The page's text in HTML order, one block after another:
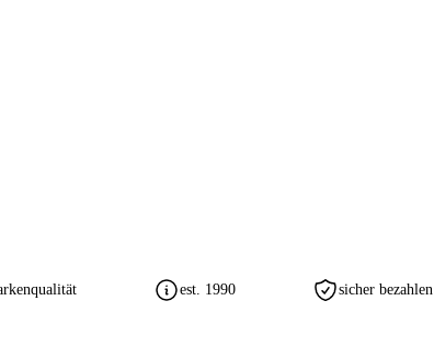
est. 1990 sicher bezahlen